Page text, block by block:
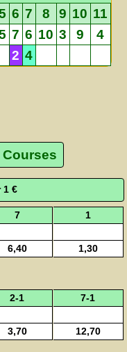
6 7 8 9 10 11
7 6 10 3 9
4
2 4
1 €
7
1
6,40 1,30
2-1
7-1
3,70 12,70